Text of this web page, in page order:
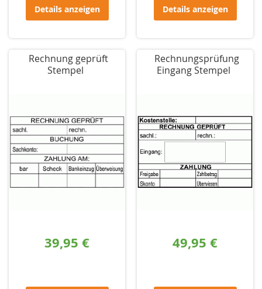
Details anzeigen Details anzeigen
Rechnung geprüft
Stempel
39,95 €
Rechnungsprüfung
Eingang Stempel
49,95 €